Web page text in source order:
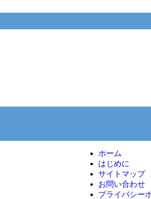
ホーム
はじめに
サイトマップ
お問い合わせ
プライバシー